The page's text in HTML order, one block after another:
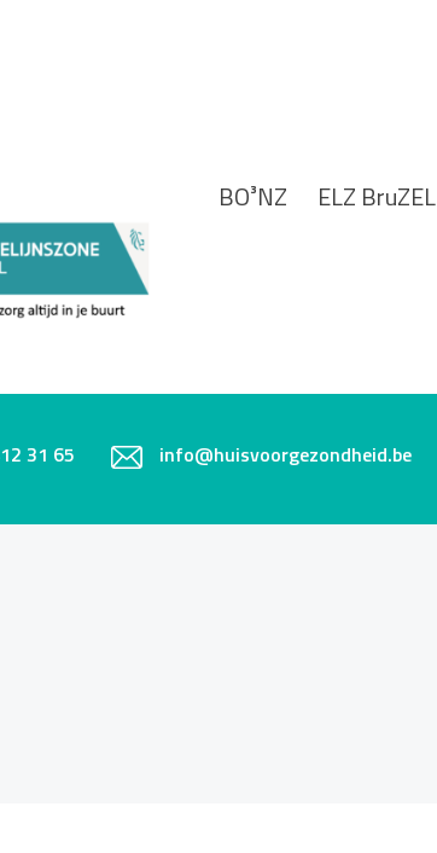
BO³NZ ELZ BruZEL
31 65 info@huisvoorgezondheid.be